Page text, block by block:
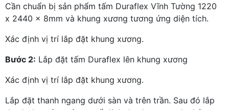
Cần chuẩn bị sản phẩm tấm Duraflex Vĩnh Tường 1220
x 2440 x 8mm và khung xương tương ứng diện tích.
Xác định vị trí lắp đặt khung xương.
Bước 2: Lắp đặt tấm Duraflex lên khung xương
Xác định vị trí lắp đặt khung xương.
Lắp đặt thanh ngang dưới sàn và trên trần. Sau đó lắp